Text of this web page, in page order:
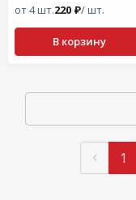
от 4 шт.220 ₽/ шт.
В корзину
‹ 1